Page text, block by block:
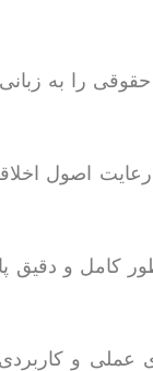
حقوقی را به
اصول
کامل و دقیق
عملی و